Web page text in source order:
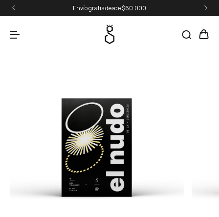
Envío gratis desde $60.000